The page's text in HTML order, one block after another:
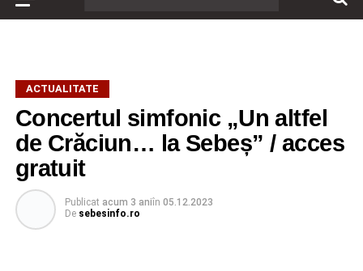
ACTUALITATE
Concertul simfonic „Un altfel
de Crăciun… la Sebeș” / acces
gratuit
Publicat acum 3 aniîn 05.12.2023
De sebesinfo.ro